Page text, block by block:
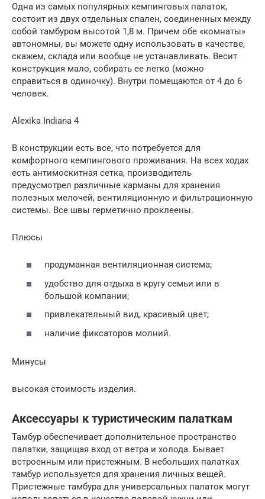
Одна из самых популярных кемпинговых палаток,
состоит из двух отдельных спален, соединенных между
собой тамбуром высотой 1,8 м. Причем обе «комнаты»
автономны, вы можете одну использовать в качестве,
скажем, склада или вообще не устанавливать. Весит
конструкция мало, собирать ее легко (можно
справиться в одиночку). Внутри помещаются от 4 до 6
человек.
Alexika Indiana 4
В конструкции есть все, что потребуется для
комфортного кемпингового проживания. На всех ходах
есть антимоскитная сетка, производитель
предусмотрел различные карманы для хранения
полезных мелочей, вентиляционную и фильтрационную
системы. Все швы герметично проклеены.
Плюсы
продуманная вентиляционная система;
удобство для отдыха в кругу семьи или в
большой компании;
привлекательный вид, красивый цвет;
наличие фиксаторов молний.
Минусы
высокая стоимость изделия.
Аксессуары к туристическим палаткам
Тамбур обеспечивает дополнительное пространство
палатки, защищая вход от ветра и холода. Бывает
встроенным или пристежным. В небольших палатках
тамбур используется для хранения личных вещей.
Пристежные тамбура для универсальных палаток могут